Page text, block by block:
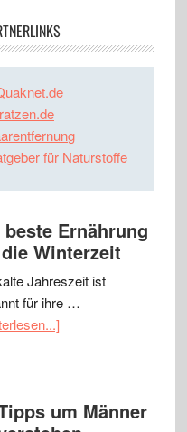
für Naturstoffe
beste Ernährung
Winterzeit
Jahreszeit ist
für ihre …
um Männer